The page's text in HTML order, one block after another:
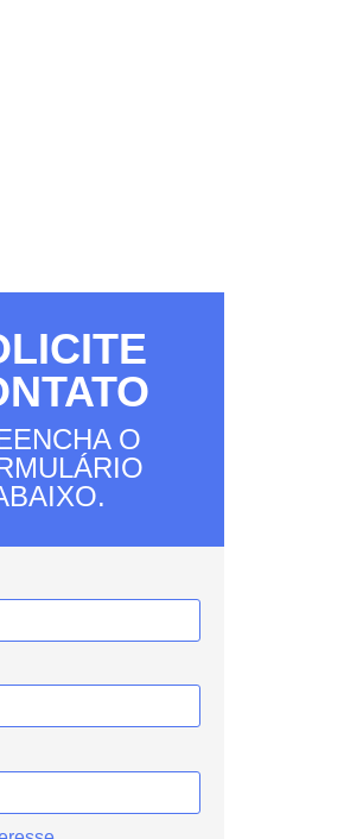
O